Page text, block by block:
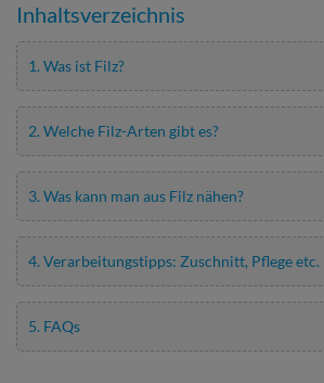
Inhaltsverzeichnis
1. Was ist Filz?
2. Welche Filz-Arten gibt es?
3. Was kann man aus Filz nähen?
4. Verarbeitungstipps: Zuschnitt, Pflege etc.
5. FAQs